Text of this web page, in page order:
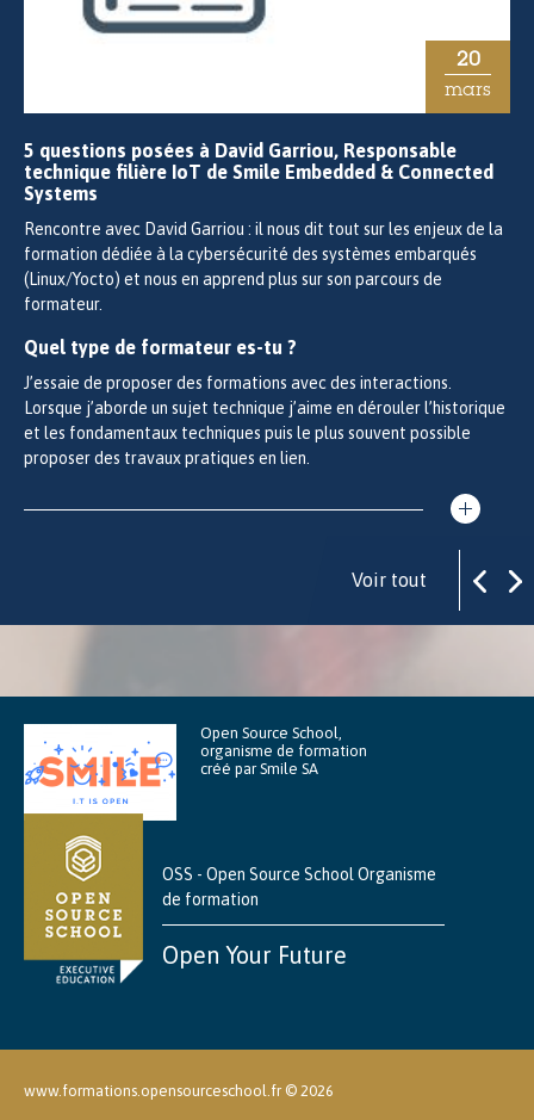
20
mars
5 questions posées à David Garriou, Responsable
technique filière IoT de Smile Embedded & Connected
Systems
Rencontre avec David Garriou : il nous dit tout sur les enjeux de la
formation dédiée à la cybersécurité des systèmes embarqués
(Linux/Yocto) et nous en apprend plus sur son parcours de
formateur.
Quel type de formateur es-tu ?
J’essaie de proposer des formations avec des interactions.
Lorsque j’aborde un sujet technique j’aime en dérouler l’historique
et les fondamentaux techniques puis le plus souvent possible
proposer des travaux pratiques en lien.
Voir tout
Open Source School,
organisme de formation
créé par Smile SA
OSS - Open Source School Organisme
de formation
Open Your Future
www.formations.opensourceschool.fr © 2026